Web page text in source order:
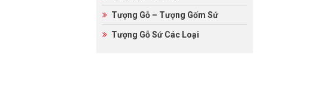
Tượng Gỗ – Tượng Gốm Sứ
Tượng Gỗ Sứ Các Loại